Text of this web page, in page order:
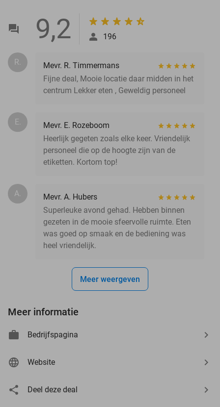
9,2 196
R.
Mevr. R. Timmermans
Fijne deal, Mooie locatie daar midden in het
centrum Lekker eten , Geweldig personeel
E.
Mevr. E. Rozeboom
Heerlijk gegeten zoals elke keer. Vriendelijk
personeel die op de hoogte zijn van de
etiketten. Kortom top!
A.
Mevr. A. Hubers
Superleuke avond gehad. Hebben binnen
gezeten in de mooie sfeervolle ruimte. Eten
was goed op smaak en de bediening was
heel vriendelijk.
Meer weergeven
Meer informatie
Bedrijfspagina
Website
Deel deze deal